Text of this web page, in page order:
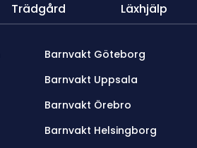
Trädgård Läxhjälp
Barnvakt Göteborg
Barnvakt Uppsala
Barnvakt Örebro
Barnvakt Helsingborg